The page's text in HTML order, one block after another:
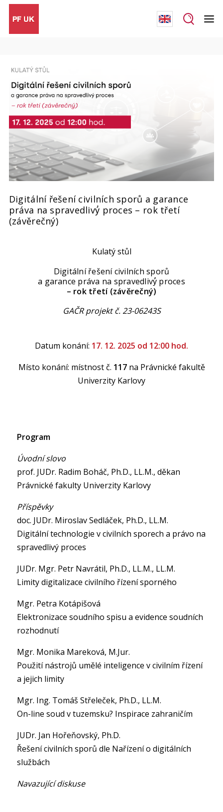
Digitální řešení civilních sporů a garance
práva na spravedlivý́ proces – rok třetí
(závěrečný)
Kulatý stůl
Digitální řešení civilních sporů
a garance práva na spravedlivý́ proces
– rok třetí (závěrečný)
GAČR projekt č. 23-06243S
Datum konání: 17. 12. 2025 od 12:00 hod.
Místo konání: místnost č. 117na Právnické fakultě
Univerzity Karlovy
Program
Úvodní slovo
prof. JUDr. Radim Boháč, Ph.D., LL.M., děkan
Právnické fakulty Univerzity Karlovy
Příspěvky
doc. JUDr. Miroslav Sedláček, Ph.D., LL.M.
Digitální technologie v civilních sporech a právo na
spravedlivý proces
JUDr. Mgr. Petr Navrátil, Ph.D., LL.M., LL.M.
Limity digitalizace civilního řízení sporného
Mgr. Petra Kotápišová
Elektronizace soudního spisu a evidence soudních
rozhodnutí
Mgr. Monika Mareková, M.Jur.
Použití nástrojů umělé inteligence v civilním řízení
a jejich limity
Mgr. Ing. Tomáš Střeleček, Ph.D., LL.M.
On-line soud v tuzemsku? Inspirace zahraničím
JUDr. Jan Hořeňovský, Ph.D.
Řešení civilních sporů dle Nařízení o digitálních
službách
Navazující diskuse